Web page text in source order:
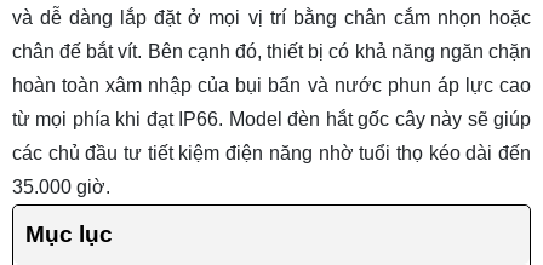
và dễ dàng lắp đặt ở mọi vị trí bằng chân cắm nhọn hoặc
chân đế bắt vít. Bên cạnh đó, thiết bị có khả năng ngăn chặn
hoàn toàn xâm nhập của bụi bẩn và nước phun áp lực cao
từ mọi phía khi đạt IP66. Modelđèn hắt gốc câynày sẽ giúp
các chủ đầu tư tiết kiệm điện năng nhờ tuổi thọ kéo dài đến
35.000 giờ.
Mục lục